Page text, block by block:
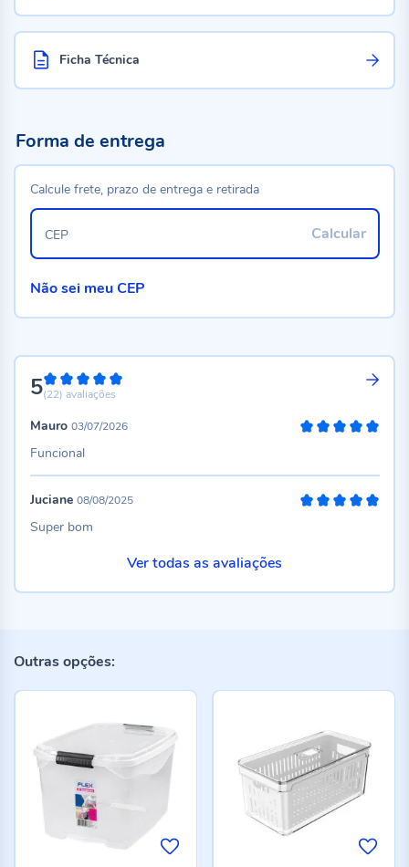
Ficha Técnica
5100%
(22) avaliações
Mauro 03/07/2026
Funcional
Juciane 08/08/2025
Super bom
Ver todas as avaliações
Forma de entrega
Calcule frete, prazo de entrega e retirada
Calcular
CEP
Não sei meu CEP
Outras opções: